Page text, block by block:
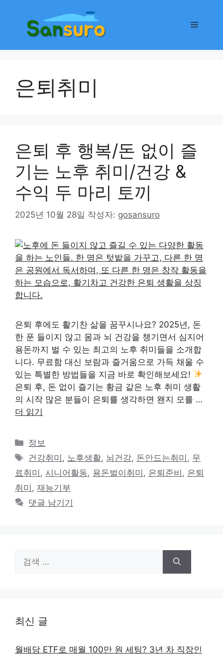
메
은퇴취미
은퇴 후 행복/돈 없이 즐
기는 노후 취미/건강 &
수익 두 마리 토끼
2025년 10월 28일 작성자: gosansuro
은퇴 후에도 활기찬 삶을 꿈꾸시나요? 2025년, 돈
한 푼 들이지 않고 몸과 뇌 건강을 챙기면서 심지어
용돈까지 벌 수 있는 최고의 노후 취미들을 소개합
니다. 무료함 대신 보람과 즐거움으로 가득 채울 수
있는 특별한 방법들을 지금 바로 확인해보세요!
은퇴 후, 돈 없이 즐기는 황금 같은 노후 취미 생활
의 시작 많은 분들이 은퇴를 생각하면 왠지 모를 …
더 읽기
카
테
리
정보
태
그
건강취미 , 노후생활, 뇌건강, 돈안드는취미 , 무
료취미 , 시니어활동, 용돈벌이취미 , 은퇴준비 , 은퇴
취미 , 재능기부
댓글 남기기
색:
최신 글
월배당 ETF로 매월 100만 원 세팅? 3년 차 직장인